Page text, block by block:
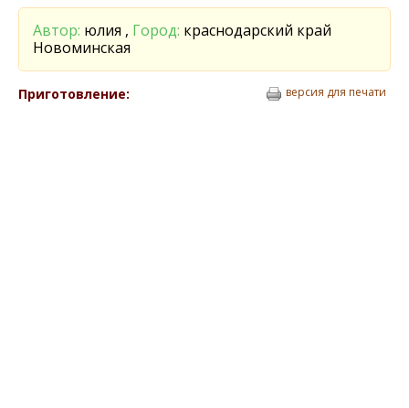
Автор: юлия , Город: краснодарский край
Новоминская
Приготовление: версия для печати